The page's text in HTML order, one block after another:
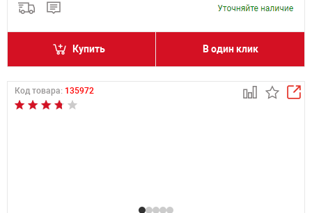
Купить В один клик
Код товара: 135972